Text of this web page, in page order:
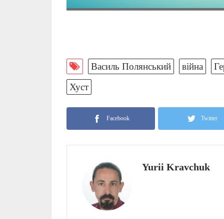
Василь Полянський війна
Хуст
Facebook Twitter
Yurii Kravchuk